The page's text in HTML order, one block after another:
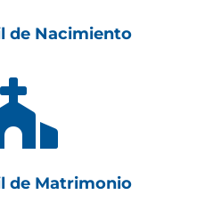
de Nacimiento
de Matrimonio